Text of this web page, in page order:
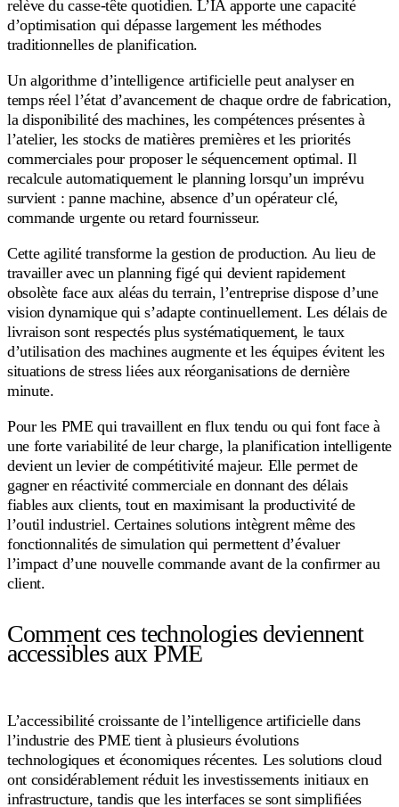
relève du casse-tête quotidien. L’IA apporte une capacité
d’optimisation qui dépasse largement les méthodes
traditionnelles de planification.
Un algorithme d’intelligence artificielle peut analyser en
temps réel l’état d’avancement de chaque ordre de fabrication,
la disponibilité des machines, les compétences présentes à
l’atelier, les stocks de matières premières et les priorités
commerciales pour proposer le séquencement optimal. Il
recalcule automatiquement le planning lorsqu’un imprévu
survient : panne machine, absence d’un opérateur clé,
commande urgente ou retard fournisseur.
Cette agilité transforme la gestion de production. Au lieu de
travailler avec un planning figé qui devient rapidement
obsolète face aux aléas du terrain, l’entreprise dispose d’une
vision dynamique qui s’adapte continuellement. Les délais de
livraison sont respectés plus systématiquement, le taux
d’utilisation des machines augmente et les équipes évitent les
situations de stress liées aux réorganisations de dernière
minute.
Pour les PME qui travaillent en flux tendu ou qui font face à
une forte variabilité de leur charge, la planification intelligente
devient un levier de compétitivité majeur. Elle permet de
gagner en réactivité commerciale en donnant des délais
fiables aux clients, tout en maximisant la productivité de
l’outil industriel. Certaines solutions intègrent même des
fonctionnalités de simulation qui permettent d’évaluer
l’impact d’une nouvelle commande avant de la confirmer au
client.
Comment ces technologies deviennent
accessibles aux PME
L’accessibilité croissante de l’intelligence artificielle dans
l’industrie des PME tient à plusieurs évolutions
technologiques et économiques récentes. Les solutions cloud
ont considérablement réduit les investissements initiaux en
infrastructure, tandis que les interfaces se sont simplifiées